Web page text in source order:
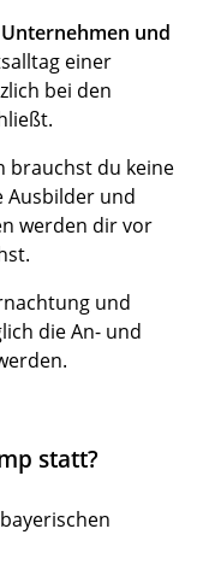
und
einer
bei den
brauchst du keine
Ausbilder und
werden dir vor
und
die An- und
statt?